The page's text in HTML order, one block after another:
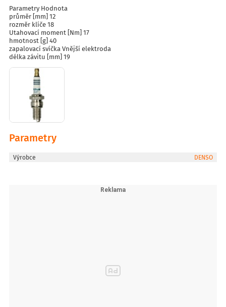
Parametry Hodnota
průměr [mm] 12
rozměr klíče 18
Utahovací moment [Nm] 17
hmotnost [g] 40
zapalovací svíčka Vnější elektroda
délka závitu [mm] 19
Parametry
Výrobce DENSO